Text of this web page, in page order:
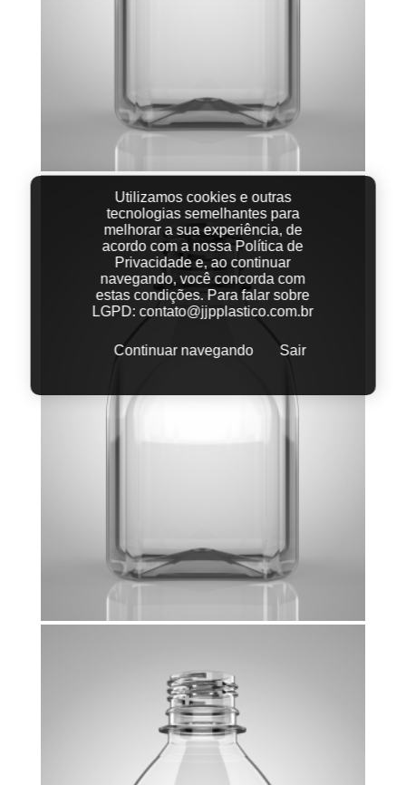
Utilizamos cookies e outras
tecnologias semelhantes para
melhorar a sua experiência, de
acordo com a nossa Política de
Privacidade e, ao continuar
navegando, você concorda com
estas condições. Para falar sobre
LGPD:contato@jjpplastico.com.br
Continuar navegando Sair